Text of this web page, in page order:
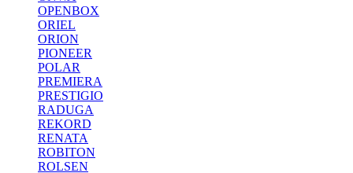
OPENBOX
ORIEL
ORION
PIONEER
POLAR
PREMIERA
PRESTIGIO
RADUGA
REKORD
RENATA
ROBITON
ROLSEN